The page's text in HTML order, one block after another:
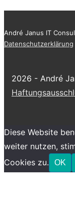
André Janus IT
Datenschutzerklärung
2026 - André
Diese Website
weiter nutzen,
Cookies zu.
OK